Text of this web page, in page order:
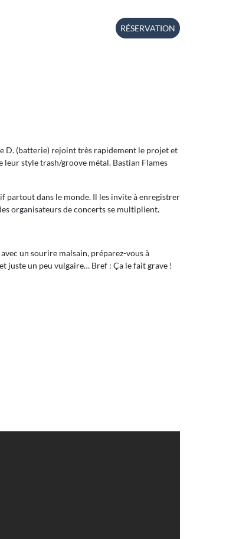
RÉSERVATION
D. (batterie) rejoint très rapidement le projet et
leur style trash/groove métal. Bastian Flames
partout dans le monde. Il les invite à enregistrer
organisateurs de concerts se multiplient.
un sourire malsain, préparez-vous à
juste un peu vulgaire… Bref : Ça le fait grave !